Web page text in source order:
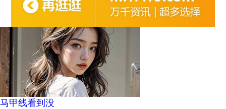
马甲线看到没